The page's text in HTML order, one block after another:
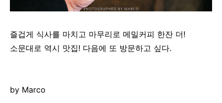
즐겁게 식사를 마치고 마무리로 메밀커피 한잔 더!
소문대로 역시 맛집! 다음에 또 방문하고 싶다.
by Marco